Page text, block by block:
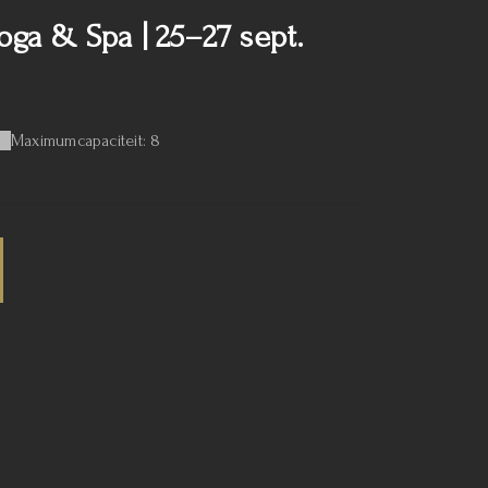
& Spa | 25–27 sept.
Maximumcapaciteit: 8